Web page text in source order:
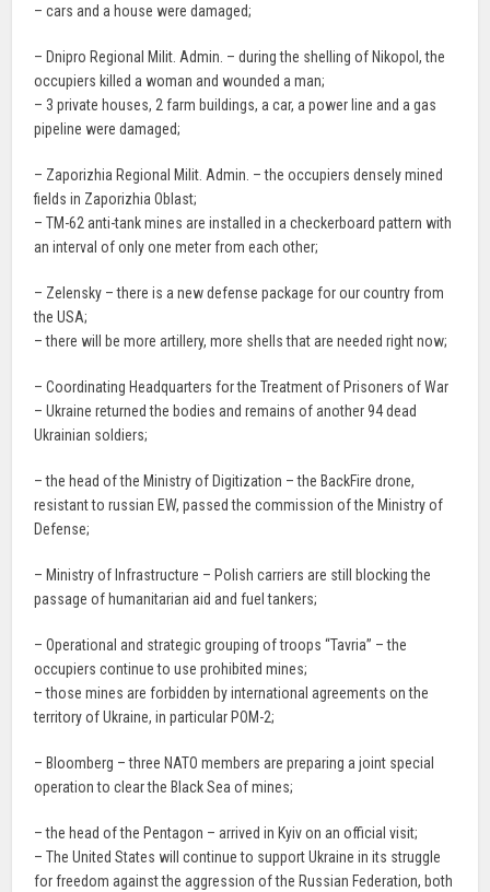
– cars and a house were damaged;
– Dnipro Regional Milit. Admin. – during the shelling of Nikopol, the
occupiers killed a woman and wounded a man;
– 3 private houses, 2 farm buildings, a car, a power line and a gas
pipeline were damaged;
– Zaporizhia Regional Milit. Admin. – the occupiers densely mined
fields in Zaporizhia Oblast;
– TM-62 anti-tank mines are installed in a checkerboard pattern with
an interval of only one meter from each other;
– Zelensky – there is a new defense package for our country from
the USA;
– there will be more artillery, more shells that are needed right now;
– Coordinating Headquarters for the Treatment of Prisoners of War
– Ukraine returned the bodies and remains of another 94 dead
Ukrainian soldiers;
– the head of the Ministry of Digitization – the BackFire drone,
resistant to russian EW, passed the commission of the Ministry of
Defense;
– Ministry of Infrastructure – Polish carriers are still blocking the
passage of humanitarian aid and fuel tankers;
– Operational and strategic grouping of troops “Tavria” – the
occupiers continue to use prohibited mines;
– those mines are forbidden by international agreements on the
territory of Ukraine, in particular POM-2;
– Bloomberg – three NATO members are preparing a joint special
operation to clear the Black Sea of mines;
– the head of the Pentagon – arrived in Kyiv on an official visit;
– The United States will continue to support Ukraine in its struggle
for freedom against the aggression of the Russian Federation, both